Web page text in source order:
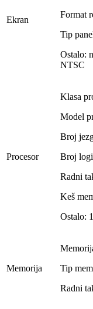
Ekran
Format
Tip
Ostalo:
NTSC
Procesor
Klasa
Model
Broj
Broj
Radni
Keš
Ostalo:
Memorija
Tip
Radni